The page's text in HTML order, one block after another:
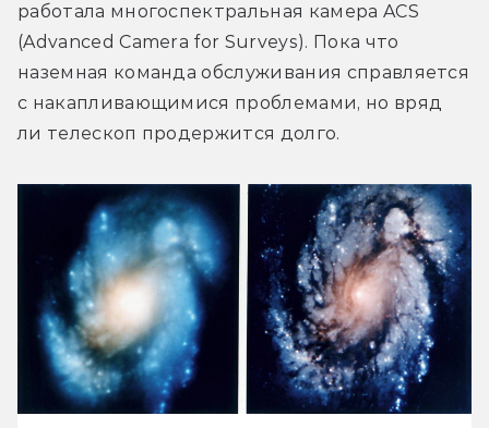
работала многоспектральная камера ACS
(Advanced Camera for Surveys). Пока что
наземная команда обслуживания справляется
с накапливающимися проблемами, но вряд
ли телескоп продержится долго.